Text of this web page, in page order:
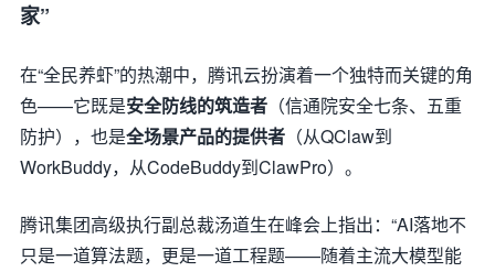
家”
在“全民养虾”的热潮中，腾讯云扮演着一个独特而关键的角
色——它既是安全防线的筑造者 （信通院安全七条、五重
防护），也是全场景产品的提供者 （从QClaw到
WorkBuddy，从CodeBuddy到ClawPro）。
腾讯集团高级执行副总裁汤道生在峰会上指出：“AI落地不
只是一道算法题，更是一道工程题——随着主流大模型能